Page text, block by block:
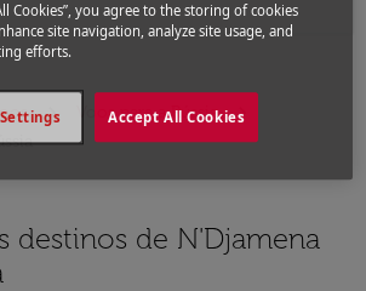
Voos para a Rússia
destinos de N'Djamena
Cookies”, you agree to the storing of cookies
site navigation, analyze site usage, and
efforts.
Accept All Cookies